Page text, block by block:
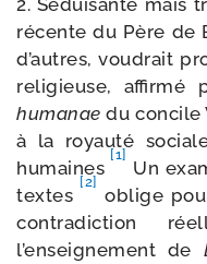
2. Séduisante mais
récente du Père de
d’autres, vou­drait
reli­gieuse, affir­mé
humanae du concile
à la royau­té
humaines
[1]
Un
textes
[2]
oblige
contra­dic­tion
l’enseignement de